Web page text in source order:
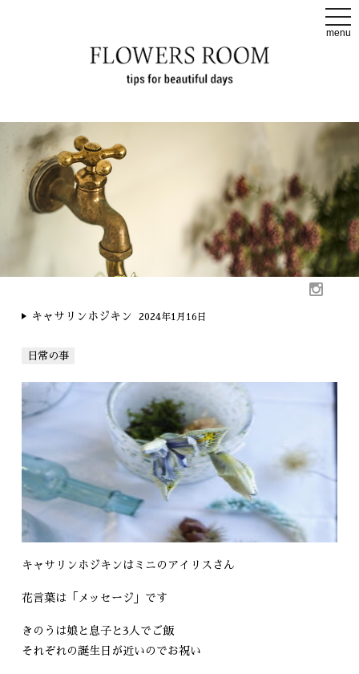
t
o
g
i
o
menu
キャサリンホジキン 2024年1月16日
日常の事
キャサリンホジキンはミニのアイリスさん
花言葉は「メッセージ」です
きのうは娘と息子と3人でご飯
それぞれの誕生日が近いのでお祝い